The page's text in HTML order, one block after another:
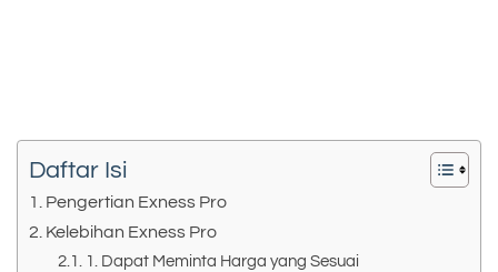
Daftar Isi
Pengertian Exness Pro
Kelebihan Exness Pro
1. Dapat Meminta Harga yang Sesuai